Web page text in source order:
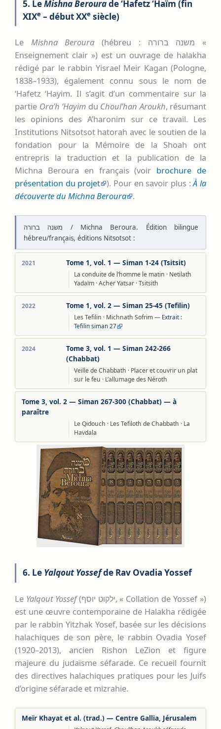
5. LeMishna Berourade ‘Hafetz ‘Haïm (fin
XIXe – début XXe siècle)
Le Mishna Beroura (hébreu : משנה ברורה «
Enseignement clair ») est un ouvrage de halakha
rédigé par le rabbin Yisrael Meir Kagan (Pologne,
1838–1933), également connu sous le nom de
‘Hafetz ‘Hayim. Il s’agit d’un commentaire sur la
partie Ora’h ‘Hayim du Choul’han Aroukh, résumant
les opinions des A’haronim sur ce travail. Les
Institutions Nitsotsot hatorah avec le soutien de la
fondation pour la Mémoire de la Shoah ont
entrepris la traduction et la publication de la
Michna Beroura en français (voir brochure de
présentation du projet ). Pour en savoir plus :À la
découverte du Michna Beroura
.
משנה ברורה / Michna Beroura. Édition bilingue
hébreu/français, éditions Nitsotsot :
2021 Tome 1, vol. 1 — Siman 1-24 (Tsitsit)
La conduite de l’homme le matin · Netilath
Yadaïm · Acher Yatsar · Tsitsith
2022 Tome 1, vol. 2 — Siman 25-45 (Tefilin)
Les Tefilin · Michnath Sofrim — Extrait :
Tefilin siman 27
2024
Tome 3, vol. 1 — Siman 242-266
(Chabbat)
Veille de Chabbath · Placer et couvrir un plat
sur le feu · L’allumage des Néroth
Tome 3, vol. 2 — Siman 267-300 (Chabbat) — à
paraître
Le Qidouch · Les Tefiloth de Chabbath · La
Havdala
6. Le Yalqout Yossefde Rav Ovadia Yossef
Le Yalqout Yossef(ילקוט יוסף, « Collation de Yossef »)
est une œuvre contemporaine de Halakha rédigée
par le rabbin Yitzhak Yosef, basée sur les décisions
halachiques de son père, le rabbin Ovadia Yosef
(1920–2013), ancien Rishon LeZion et figure
majeure du judaïsme séfarade. Ce recueil fournit
des directives halachiques pratiques pour les Juifs
d’origine séfarade et mizrahie.
Meïr Khayat et al. (trad.) — Centre Gallia, Jérusalem